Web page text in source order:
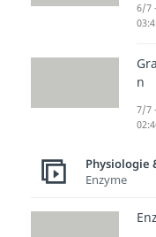
6/7
n
7/7
Physiologie
Enzyme